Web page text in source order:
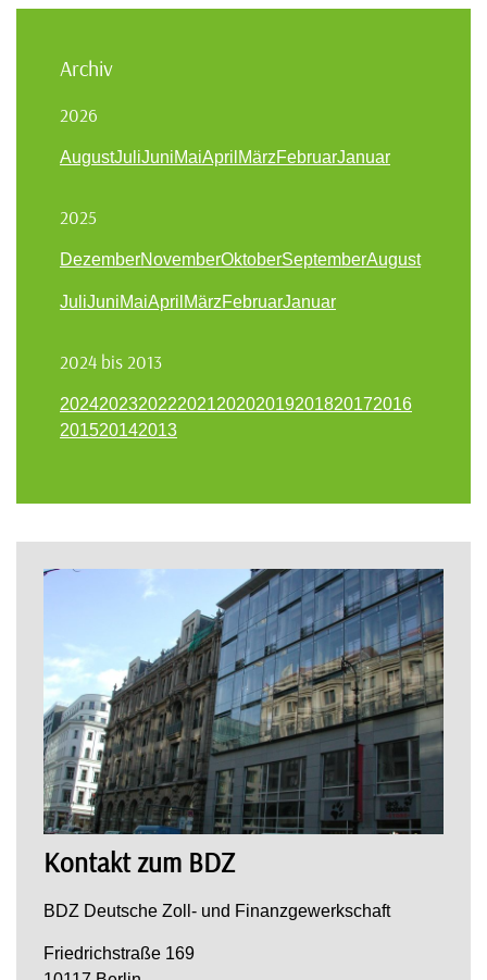
Archiv
2026
AugustJuliJuniMaiApril MärzFebruarJanuar
2025
DezemberNovemberOktoberSeptemberAugust
JuliJuniMaiApril MärzFebruarJanuar
2024 bis 2013
202420232022202120202019201820172016
201520142013
Kontakt zum BDZ
BDZ Deutsche Zoll- und Finanzgewerkschaft
Friedrichstraße 169